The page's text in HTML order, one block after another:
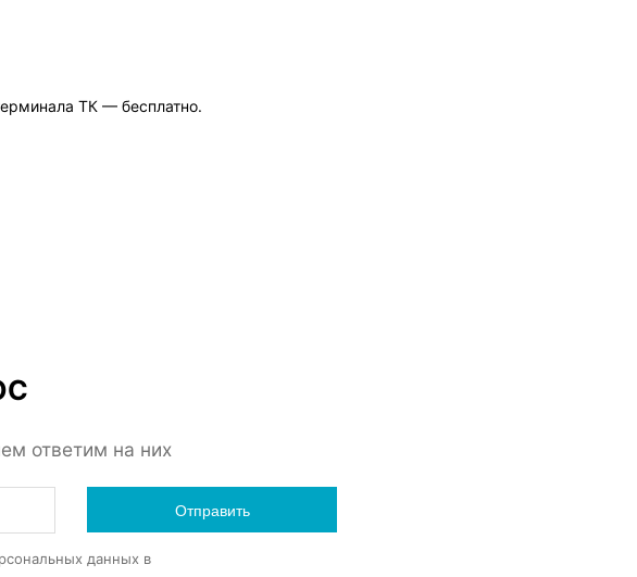
ТК — бесплатно.
ответим на них
Отправить
данных в